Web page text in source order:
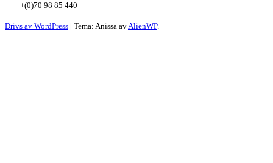
+(0)70 98 85 440
Drivs av WordPress | Tema: Anissa av AlienWP.